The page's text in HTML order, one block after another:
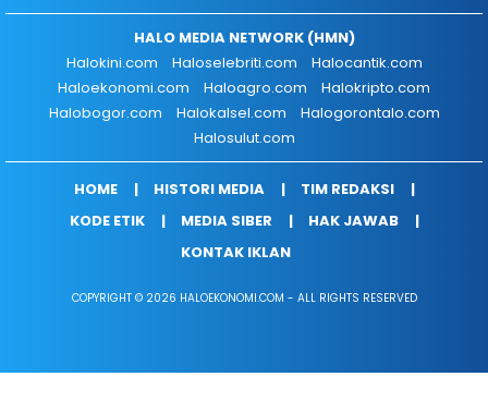
HALO MEDIA NETWORK (HMN)
Halokini.com
Haloselebriti.com
Halocantik.com
Haloekonomi.com
Haloagro.com
Halokripto.com
Halobogor.com
Halokalsel.com
Halogorontalo.com
Halosulut.com
HOME HISTORI MEDIA
TIM REDAKSI
KODE ETIK
MEDIA SIBER
HAK JAWAB
KONTAK IKLAN
COPYRIGHT © 2026 HALOEKONOMI.COM - ALL RIGHTS RESERVED